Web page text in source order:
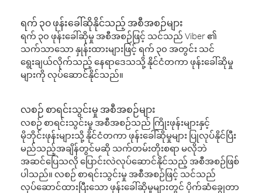
ရက် ၃၀ ဖုန်းခေါ်ဆိုနိုင်သည့် အစီအစဉ်များ
ရက် ၃၀ ဖုန်းခေါ်ဆိုမှု အစီအစဉ်ဖြင့် သင်သည် Viber ၏
သက်သာသော နှုန်းထားများဖြင့် ရက် ၃၀ အတွင်း သင်
ရွေးချယ်လိုက်သည့် နေရာဒေသသို့ နိုင်ငံတကာ ဖုန်းခေါ်ဆိုမှု
များကို လုပ်ဆောင်နိုင်သည်။
လစဉ် စာရင်းသွင်းမှု အစီအစဉ်များ
လစဉ် စာရင်းသွင်းမှု အစီအစဉ်သည် ကြိုးဖုန်းများနှင့်
မိုဘိုင်းဖုန်းများသို့ နိုင်ငံတကာ ဖုန်းခေါ်ဆိုမှုများ ပြုလုပ်နိုင်ပြီး
မည်သည့်အချိန်တွင်မဆို သက်တမ်းတိုးစရာ မလိုဘဲ
အဆင်ပြေသလို ပြောင်းလဲလုပ်ဆောင်နိုင်သည့် အစီအစဉ်ဖြစ်
ပါသည်။ လစဉ် စာရင်းသွင်းမှု အစီအစဉ်ဖြင့် သင်သည်
လုပ်ဆောင်ထားပြီးသော ဖုန်းခေါ်ဆိုမှုများတွင် ပိုက်ဆံချွေတာ